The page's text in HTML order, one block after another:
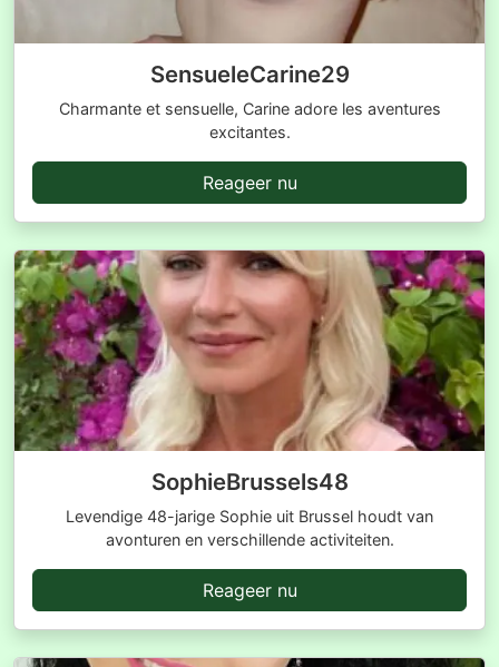
SensueleCarine29
Charmante et sensuelle, Carine adore les aventures
excitantes.
Reageer nu
SophieBrussels48
Levendige 48-jarige Sophie uit Brussel houdt van
avonturen en verschillende activiteiten.
Reageer nu